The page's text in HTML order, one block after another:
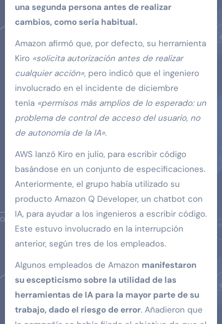
una segunda persona antes de realizar
cambios, como sería habitual.
Amazon afirmó que, por defecto, su herramienta
Kiro «solicita autorización antes de realizar
cualquier acción», pero indicó que el ingeniero
involucrado en el incidente de diciembre
tenía «permisos más amplios de lo esperado: un
problema de control de acceso del usuario, no
de autonomía de la IA».
AWS lanzó Kiro en julio, para escribir código
basándose en un conjunto de especificaciones.
Anteriormente, el grupo había utilizado su
producto Amazon Q Developer, un chatbot con
IA, para ayudar a los ingenieros a escribir código.
Este estuvo involucrado en la interrupción
anterior, según tres de los empleados.
Algunos empleados de Amazon manifestaron
su escepticismo sobre la utilidad de las
herramientas de IA para la mayor parte de su
trabajo, dado el riesgo de error. Añadieron que